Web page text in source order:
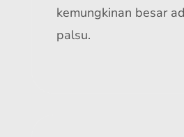
kemungkinan besar
palsu.